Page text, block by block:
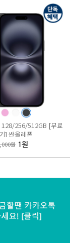
온라인샵
128/256/512GB [무료
] 싼올레폰
원 1원